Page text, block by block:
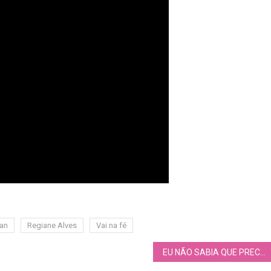
Regiane Alves Vai na fé